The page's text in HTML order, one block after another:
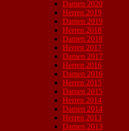
Damen 2020
Herren 2019
Damen 2019
Herren 2018
Damen 2018
Herren 2017
Damen 2017
Herren 2016
Damen 2016
Herren 2015
Damen 2015
Herren 2014
Damen 2014
Herren 2013
Damen 2013